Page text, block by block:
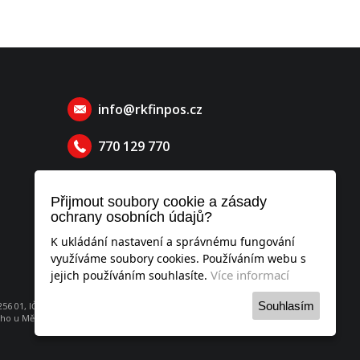
Přijmout soubory cookie a zásady
ochrany osobních údajů?
K ukládání nastavení a správnému fungování
využíváme soubory cookies. Používáním webu s
jejich používáním souhlasíte. Více informací
Souhlasím
info@rkfinpos.cz
770 129 770
01, IČO: 052 53 951
u Městského soudu v Praze, oddíl C, vložka 260736